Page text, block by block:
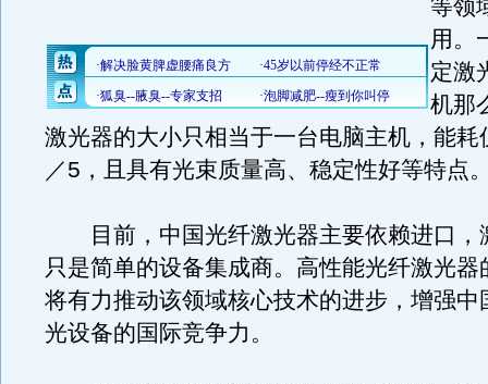
等领
用。
定激
机那
激光器的大小只相当于一台电脑主机，能耗
／5，且具有光束质量高、稳定性好等特点
目前，中国光纤激光器主要依赖进口，
只是简单的设备集成商。高性能光纤激光器
将有力推动该领域核心技术的进步，增强中
光设备的国际竞争力。